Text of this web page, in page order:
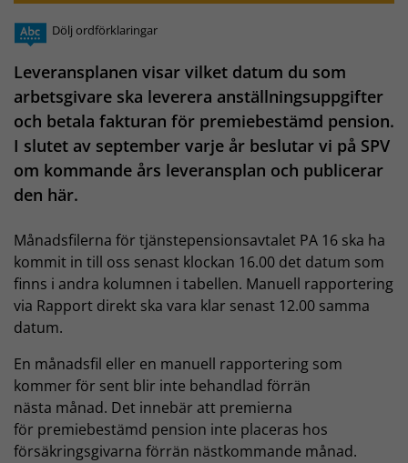
Dölj ordförklaringar
Leveransplanen visar vilket datum du som
arbetsgivare ska leverera anställningsuppgifter
och betala fakturan för premiebestämd pension.
I slutet av september varje år beslutar vi på SPV
om kommande års leveransplan och publicerar
den här.
Månadsfilerna för tjänstepensionsavtalet PA 16 ska ha
kommit in till oss senast klockan 16.00 det datum som
finns i andra kolumnen i tabellen. Manuell rapportering
via Rapport direkt ska vara klar senast 12.00 samma
datum.
En månadsfil eller en manuell rapportering som
kommer för sent blir inte behandlad förrän
nästa månad. Det innebär att premierna
för premiebestämd pension inte placeras hos
försäkringsgivarna förrän nästkommande månad.